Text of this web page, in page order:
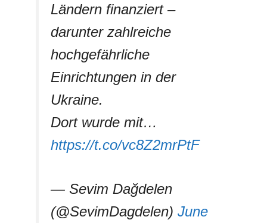
Ländern finanziert –
darunter zahlreiche
hochgefährliche
Einrichtungen in der
Ukraine.
Dort wurde mit…
https://t.co/vc8Z2mrPtF
— Sevim Dağdelen
(@SevimDagdelen) June